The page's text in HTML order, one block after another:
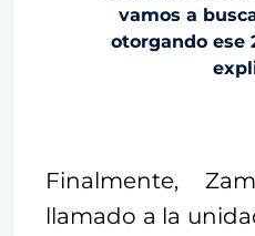
vamos a
otorgando ese
Finalmente,
llamado a la